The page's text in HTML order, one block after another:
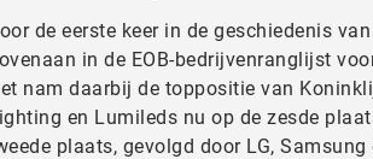
de eerste keer in de geschiedenis
in de EOB-bedrijvenranglijst
nam daarbij de toppositie van
en Lumileds nu op de zesde
plaats, gevolgd door LG,